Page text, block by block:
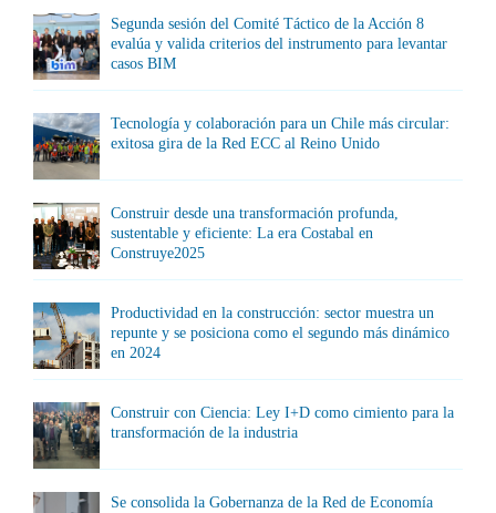
Segunda sesión del Comité Táctico de la Acción 8
evalúa y valida criterios del instrumento para levantar
casos BIM
Tecnología y colaboración para un Chile más circular:
exitosa gira de la Red ECC al Reino Unido
Construir desde una transformación profunda,
sustentable y eficiente: La era Costabal en
Construye2025
Productividad en la construcción: sector muestra un
repunte y se posiciona como el segundo más dinámico
en 2024
Construir con Ciencia: Ley I+D como cimiento para la
transformación de la industria
Se consolida la Gobernanza de la Red de Economía